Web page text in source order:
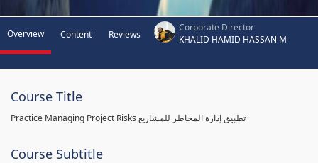
Overview Content Reviews
Corporate Director
KHALID HAMID HASSAN M
Course Title
Practice Managing Project Risks تطبيق إدارة المخاطر للمشاريع
Course Subtitle